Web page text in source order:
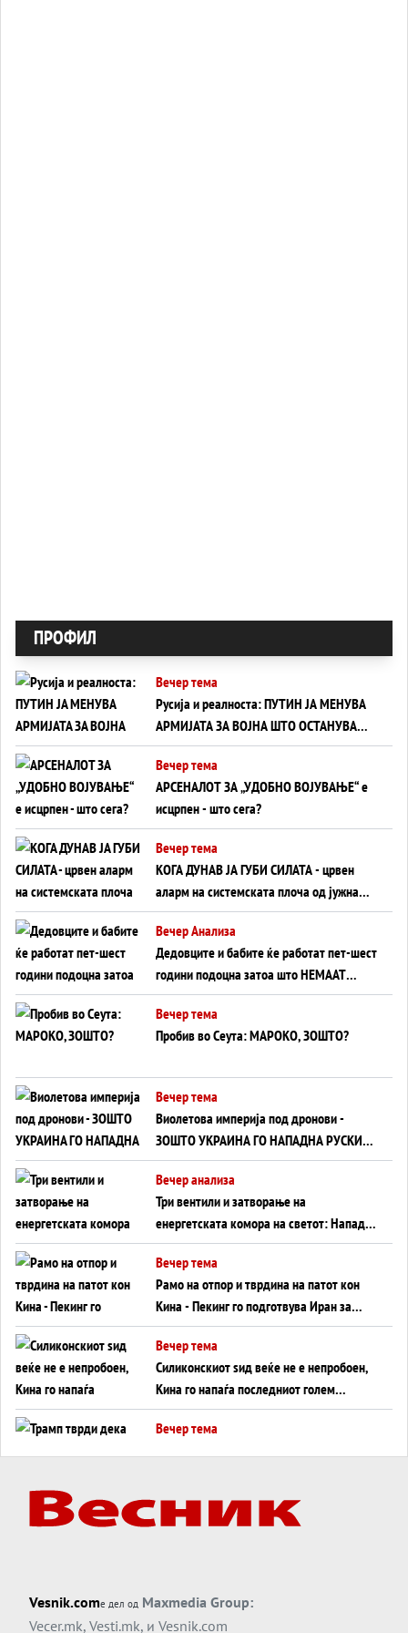
ПРОФИЛ
Вечер тема
Русија и реалноста: ПУТИН ЈА МЕНУВА
АРМИЈАТА ЗА ВОЈНА ШТО ОСТАНУВА
БЕЗ ФРОНТ
Вечер тема
АРСЕНАЛОТ ЗА „УДОБНО ВОЈУВАЊЕ“ е
исцрпен - што сега?
Вечер тема
КОГА ДУНАВ ЈА ГУБИ СИЛАТА - црвен
аларм на системската плоча од јужна
Германија до Црното Море...
Вечер Анализа
Дедовците и бабите ќе работат пет-шест
години подоцна затоа што НЕМААТ
ВНУЦИ ДА ГИ ЗАМЕНАТ
Вечер тема
Пробив во Сеута: МАРОКО, ЗОШТО?
Вечер тема
Виолетова империја под дронови -
ЗОШТО УКРАИНА ГО НАПАДНА РУСКИОТ
WILDBERRIES
Вечер анализа
Три вентили и затворање на
енергетската комора на светот: Нападот
во Суец најавува глобален енергетски
инфаркт?
Вечер тема
Рамо на отпор и тврдина на патот кон
Кина - Пекинг го подготвува Иран за
американска копнена инвазија
Вечер тема
Силиконскиот ѕид веќе не е непробоен,
Кина го напаѓа последниот голем
монопол на Западот?
Вечер тема
Вечер тема
ДЛАБОКО УДОЛУ: Сметководствените
Вечер тема
АТОМСКО ДОМИНО НА БЛИСКИОТ
Vesnik.comе дел од Maxmedia Group:
Vecer.mk, Vesti.mk, и Vesnik.com